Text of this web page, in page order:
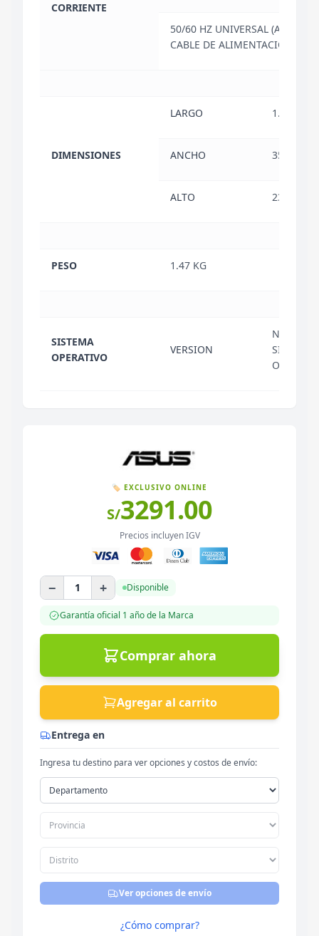
CORRIENTE
50/60 HZ UNIVERSAL
CABLE DE ALIMENTACIÓN)
DIMENSIONES
LARGO 1.99 CM
ANCHO 35.62 CM
ALTO 23.22 CM
PESO 1.47 KG
SISTEMA
OPERATIVO
VERSION
NO
SISTEMA
🏷️ EXCLUSIVO ONLINE
S/3291.00
Precios incluyen IGV
− 1 + Disponible
Garantía oficial 1 añode la Marca
Comprar ahora
Agregar al carrito
Entrega en
Ingresa tu destino para ver opciones y costos de envío:
Ver opciones de envío
¿Cómo comprar?